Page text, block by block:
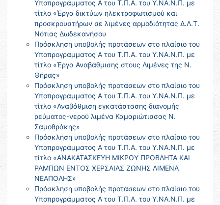
Υποπρογράμματος Α του Τ.Π.Α. του Υ.ΝΑ.Ν.Π. με
τίτλο «Έργα δικτύων ηλεκτροφωτισμού και
προσκρουστήρων σε λιμένες αρμοδιότητας Δ.Λ.Τ.
Νότιας Δωδεκανήσου
Πρόσκληση υποβολής προτάσεων στο πλαίσιο του
Υποπρογράμματος Α του Τ.Π.Α. του Υ.ΝΑ.Ν.Π. με
τίτλο «Έργα Αναβάθμισης στους Λιμένες της Ν.
Θήρας»
Πρόσκληση υποβολής προτάσεων στο πλαίσιο του
Υποπρογράμματος Α του Τ.Π.Α. του Υ.ΝΑ.Ν.Π. με
τίτλο «Αναβάθμιση εγκατάστασης διανομής
ρεύματος-νερού λιμένα Καμαριώτισσας Ν.
Σαμοθράκης»
Πρόσκληση υποβολής προτάσεων στο πλαίσιο του
Υποπρογράμματος Α του Τ.Π.Α. του Υ.ΝΑ.Ν.Π. με
τίτλο «ΑΝΑΚΑΤΑΣΚΕΥΗ ΜΙΚΡΟΥ ΠΡΟΒΛΗΤΑ ΚΑΙ
ΡΑΜΠΩΝ ΕΝΤΟΣ ΧΕΡΣΑΙΑΣ ΖΩΝΗΣ ΛΙΜΕΝΑ
ΝΕΑΠΟΛΗΣ»
Πρόσκληση υποβολής προτάσεων στο πλαίσιο του
Υποπρογράμματος Α του Τ.Π.Α. του Υ.ΝΑ.Ν.Π. με